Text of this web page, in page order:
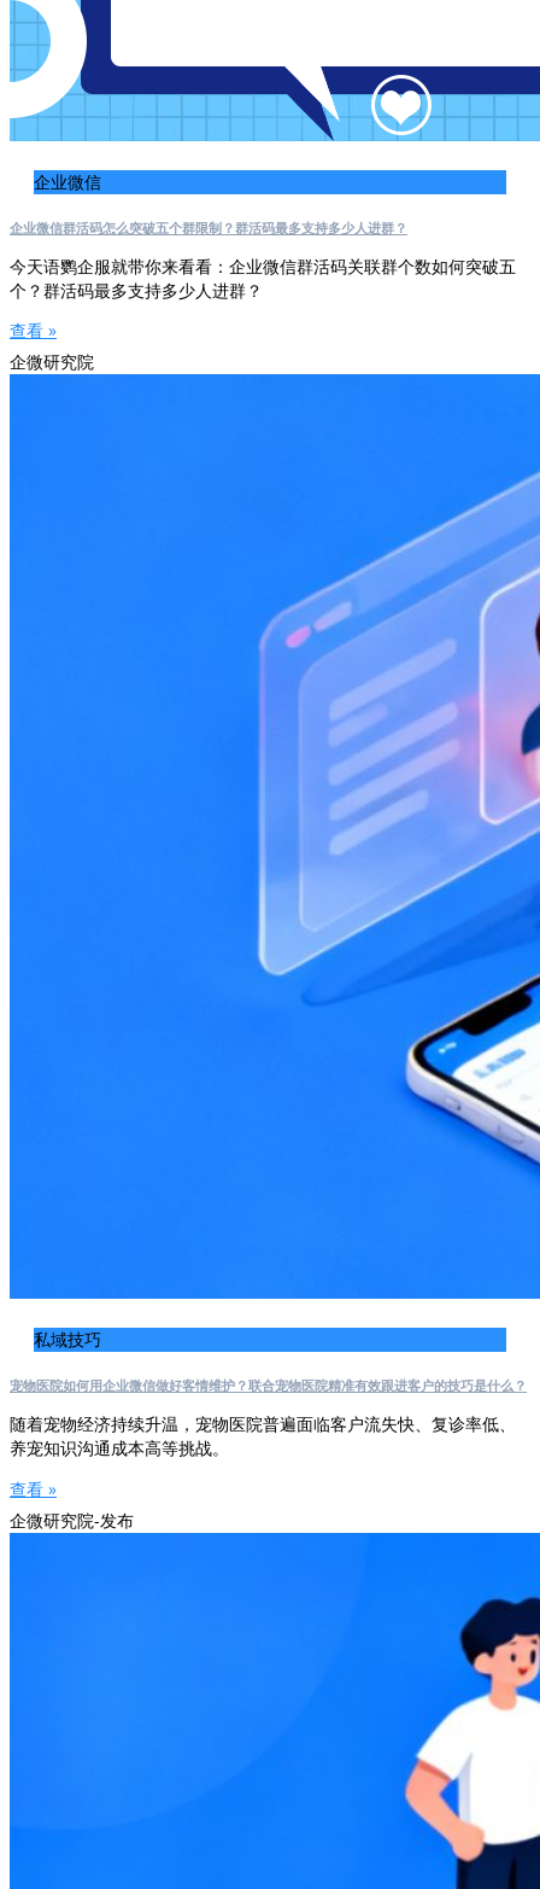
企业微信
企业微信群活码怎么突破五个群限制？群活码最多支持多少人进群？
今天语鹦企服就带你来看看：企业微信群活码关联群个数如何突破五
个？群活码最多支持多少人进群？
查看 »
企微研究院
私域技巧
宠物医院如何用企业微信做好客情维护？联合宠物医院精准有效跟进客户的技巧是什么？
随着宠物经济持续升温，宠物医院普遍面临客户流失快、复诊率低、
养宠知识沟通成本高等挑战。
查看 »
企微研究院-发布